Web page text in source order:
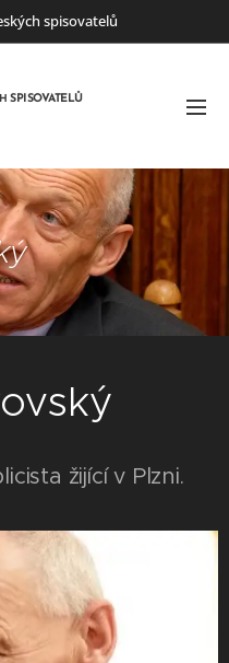
spisovatelů
SPISOVATELŮ
žijící v Plzni.